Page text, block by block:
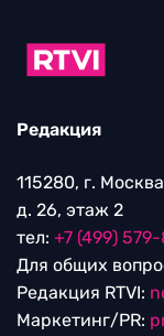
Редакция
115280, г.
д. 26, этаж 2
тел: +7 (499)
Для общих
Редакция RTVI:
Маркетинг/PR: